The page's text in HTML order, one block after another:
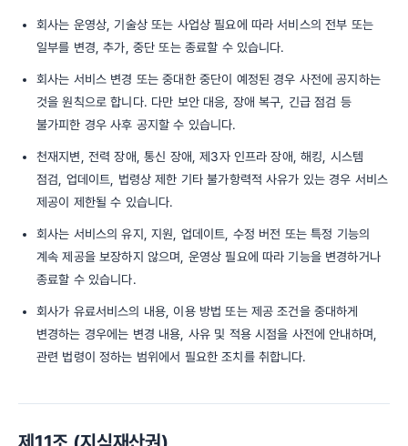
회사는 운영상, 기술상 또는 사업상 필요에 따라 서비스의 전부 또는
일부를 변경, 추가, 중단 또는 종료할 수 있습니다.
회사는 서비스 변경 또는 중대한 중단이 예정된 경우 사전에 공지하는
것을 원칙으로 합니다. 다만 보안 대응, 장애 복구, 긴급 점검 등
불가피한 경우 사후 공지할 수 있습니다.
천재지변, 전력 장애, 통신 장애, 제3자 인프라 장애, 해킹, 시스템
점검, 업데이트, 법령상 제한 기타 불가항력적 사유가 있는 경우 서비스
제공이 제한될 수 있습니다.
회사는 서비스의 유지, 지원, 업데이트, 수정 버전 또는 특정 기능의
계속 제공을 보장하지 않으며, 운영상 필요에 따라 기능을 변경하거나
종료할 수 있습니다.
회사가 유료서비스의 내용, 이용 방법 또는 제공 조건을 중대하게
변경하는 경우에는 변경 내용, 사유 및 적용 시점을 사전에 안내하며,
관련 법령이 정하는 범위에서 필요한 조치를 취합니다.